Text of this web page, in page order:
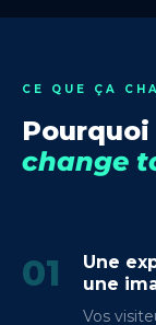
CE QUE ÇA
change
01
Une
une
Vos